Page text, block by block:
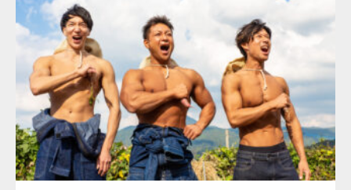
Update:2023.02.11
Category:芋掘りのマッチョ オレンジの人
AKIHITO(細マッチョ)
ONIKKY(デカいよ) TAKE 唐津 (佐賀)
ダウンロード